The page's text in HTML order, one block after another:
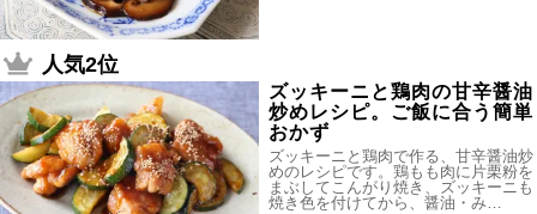
人気2位
ズッキーニと鶏肉の甘辛醤油
炒めレシピ。ご飯に合う簡単
おかず
ズッキーニと鶏肉で作る、甘辛醤油炒
めのレシピです。鶏もも肉に片栗粉を
まぶしてこんがり焼き、ズッキーニも
焼き色を付けてから、醤油・み…